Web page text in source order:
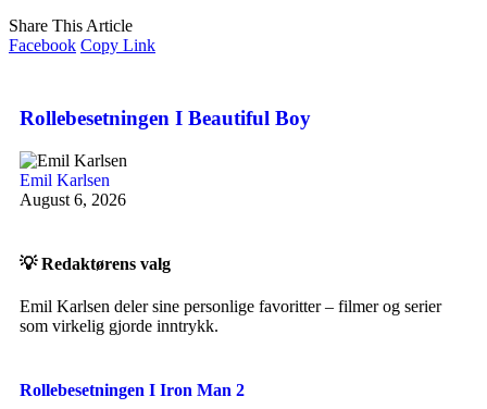
Share This Article
Facebook Copy Link
Rollebesetningen I Beautiful Boy
Emil Karlsen
August 6, 2026
💡 Redaktørens valg
Emil Karlsen deler sine personlige favoritter – filmer og serier
som virkelig gjorde inntrykk.
Rollebesetningen I Iron Man 2